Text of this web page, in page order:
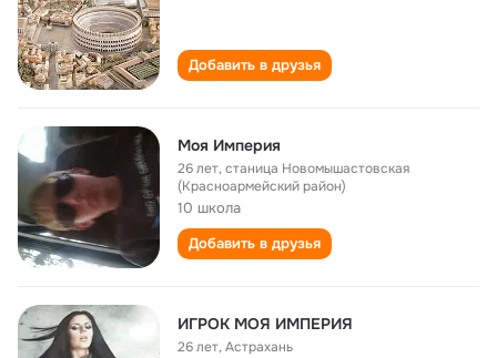
Добавить в друзья
Моя Империя
26 лет,станица Новомышастовская
(Красноармейский район)
10 школа
Добавить в друзья
ИГРОК МОЯ ИМПЕРИЯ
26 лет,Астрахань